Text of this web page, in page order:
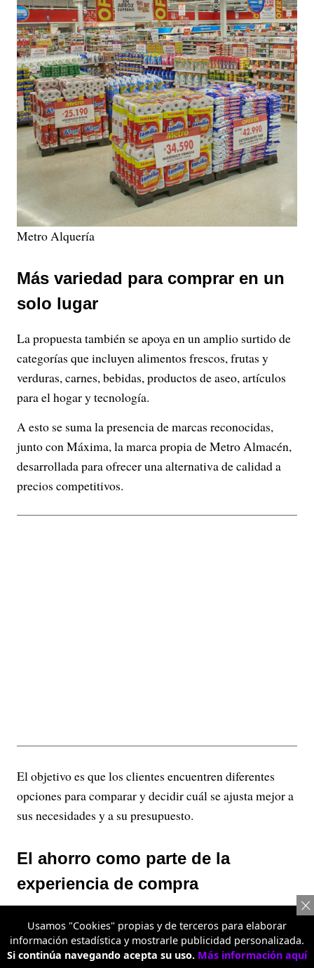
Metro Alquería
Más variedad para comprar en un
solo lugar
La propuesta también se apoya en un amplio surtido de
categorías que incluyen alimentos frescos, frutas y
verduras, carnes, bebidas, productos de aseo, artículos
para el hogar y tecnología.
A esto se suma la presencia de marcas reconocidas,
junto con Máxima, la marca propia de Metro Almacén,
desarrollada para ofrecer una alternativa de calidad a
precios competitivos.
El objetivo es que los clientes encuentren diferentes
opciones para comparar y decidir cuál se ajusta mejor a
sus necesidades y a su presupuesto.
El ahorro como parte de la
experiencia de compra
Más allá de ofrecer precios competitivos, Metro
Almacén busca que el ahorro haga parte de la
experiencia de compra. Por eso, su modelo combina
Usamos "Cookies" propias y de terceros para elaborar
información estadística y mostrarle publicidad personalizada.
Si continúa navegando acepta su uso. Más información aquí